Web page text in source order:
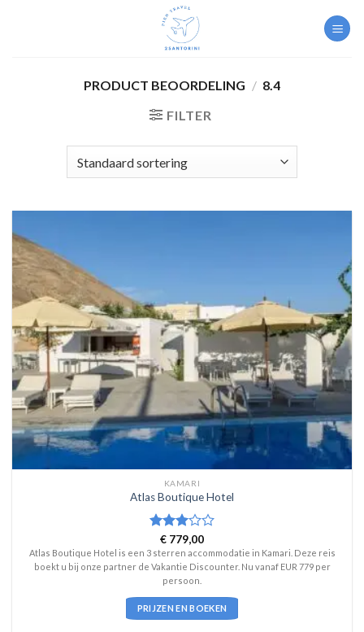
PRODUCT BEOORDELING / 8.4
FILTER
KAMARI
Atlas Boutique Hotel
Waardering
3uit 5
€ 779,00
Atlas Boutique Hotel is een 3 sterren accommodatie in Kamari. Deze reis
boekt u bij onze partner de Vakantie Discounter. Nu vanaf EUR 779 per
persoon.
PRIJZEN EN BOEKEN